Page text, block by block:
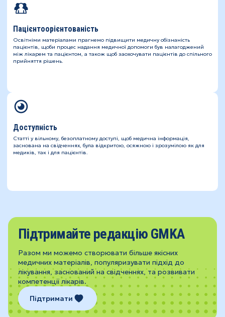
Пацієнтоорієнтованість
Освітніми матеріалами прагнемо підвищити медичну обізнаність
пацієнтів, щоби процес надання медичної допомоги був налагоджений
між лікарем та пацієнтом, а також щоб заохочувати пацієнтів до спільного
прийняття рішень.
Доступність
Статті у вільному, безоплатному доступі, щоб медична інформація,
заснована на свідченнях, була відкритою, осяжною і зрозумілою як для
медиків, так і для пацієнтів.
Підтримайте редакцію GMKA
Разом ми можемо створювати більше якісних
медичних матеріалів, популяризувати підхід до
лікування, заснований на свідченнях, та розвивати
компетенції лікарів.
Підтримати